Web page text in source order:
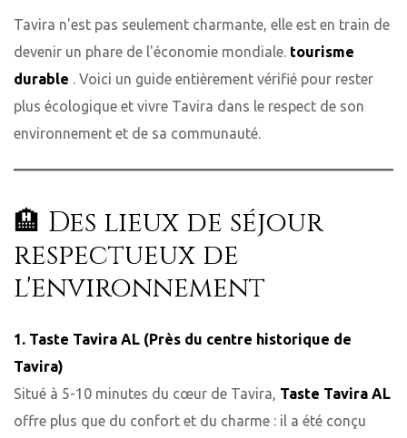
Tavira n'est pas seulement charmante, elle est en train de
devenir un phare de l'économie mondiale. tourisme
durable . Voici un guide entièrement vérifié pour rester
plus écologique et vivre Tavira dans le respect de son
environnement et de sa communauté.
🏨 Des lieux de séjour
respectueux de
l'environnement
1. Taste Tavira AL (Près du centre historique de
Tavira)
Situé à 5-10 minutes du cœur de Tavira, Taste Tavira AL
offre plus que du confort et du charme : il a été conçu